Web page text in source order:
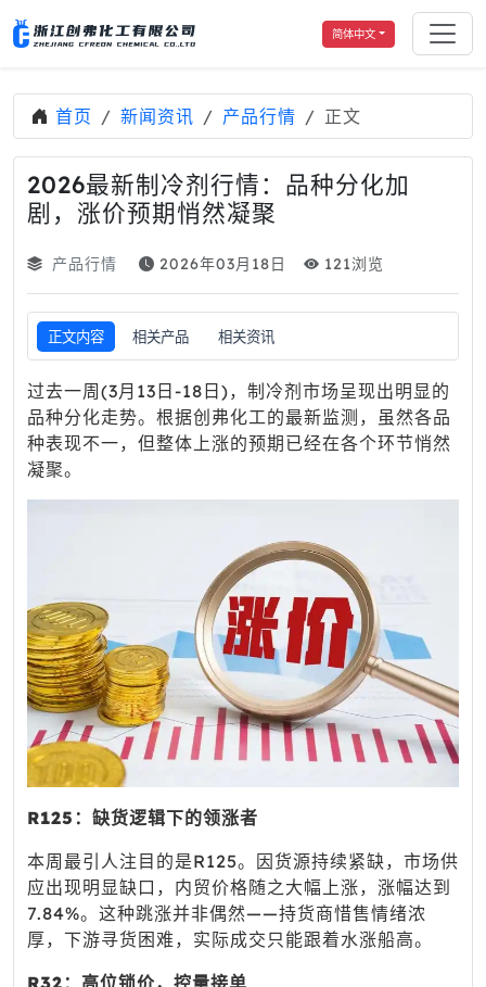
简体中文
首页 新闻资讯 产品行情 正文
2026最新制冷剂行情：品种分化加
剧，涨价预期悄然凝聚
产品行情 2026年03月18日 121浏览
正文内容 相关产品 相关资讯
过去一周(3月13日-18日)，制冷剂市场呈现出明显的
品种分化走势。根据创弗化工的最新监测，虽然各品
种表现不一，但整体上涨的预期已经在各个环节悄然
凝聚。
R125：缺货逻辑下的领涨者
本周最引人注目的是R125。因货源持续紧缺，市场供
应出现明显缺口，内贸价格随之大幅上涨，涨幅达到
7.84%。这种跳涨并非偶然——持货商惜售情绪浓
厚，下游寻货困难，实际成交只能跟着水涨船高。
R32：高位锁价，控量接单